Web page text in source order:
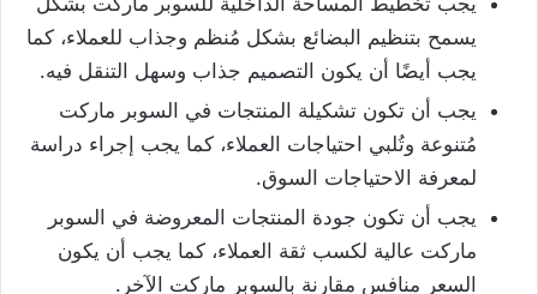
يسمح بتنظيم البضائع بشكل مُنظم وجذاب للعملاء، كما
يجب أيضًا أن يكون التصميم جذاب وسهل التنقل فيه.
يجب أن تكون تشكيلة المنتجات في السوبر ماركت
مُتنوعة وتُلبي احتياجات العملاء، كما يجب إجراء دراسة
لمعرفة الاحتياجات السوق.
يجب أن تكون جودة المنتجات المعروضة في السوبر
ماركت عالية لكسب ثقة العملاء، كما يجب أن يكون
السعر منافس مقارنة بالسوبر ماركت الآخر.